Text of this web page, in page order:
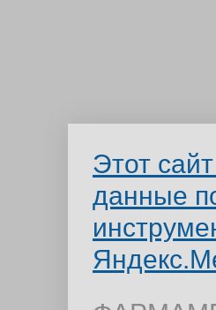
Этот
данные